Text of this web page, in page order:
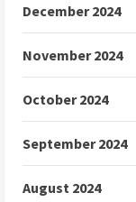
December 2024
November 2024
October 2024
September 2024
August 2024